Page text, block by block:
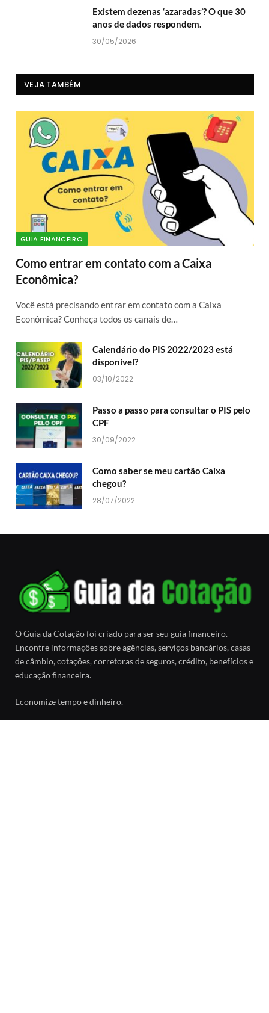
Existem dezenas ‘azaradas’? O que 30
anos de dados respondem.
30/05/2026
VEJA TAMBÉM
GUIA FINANCEIRO
Como entrar em contato com a Caixa
Econômica?
Você está precisando entrar em contato com a Caixa
Econômica? Conheça todos os canais de…
Calendário do PIS 2022/2023 está
disponível?
03/10/2022
Passo a passo para consultar o PIS pelo
CPF
30/09/2022
Como saber se meu cartão Caixa
chegou?
28/07/2022
O Guia da Cotação foi criado para ser seu guia financeiro.
Encontre informações sobre agências, serviços bancários, casas
de câmbio, cotações, corretoras de seguros, crédito, benefícios e
educação financeira.
Economize tempo e dinheiro.